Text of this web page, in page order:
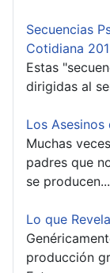
Secuencias
Cotidiana
Estas
dirigidas al
Los Asesinos
Muchas
padres que
se producen...
Lo que
producción